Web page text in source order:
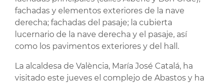
fachadas y elementos exteriores de la nave
derecha; fachadas del pasaje; la cubierta
lucernario de la nave derecha y el pasaje, así
como los pavimentos exteriores y del hall.
La alcaldesa de València, María José Catalá, ha
visitado este jueves el complejo de Abastos y ha